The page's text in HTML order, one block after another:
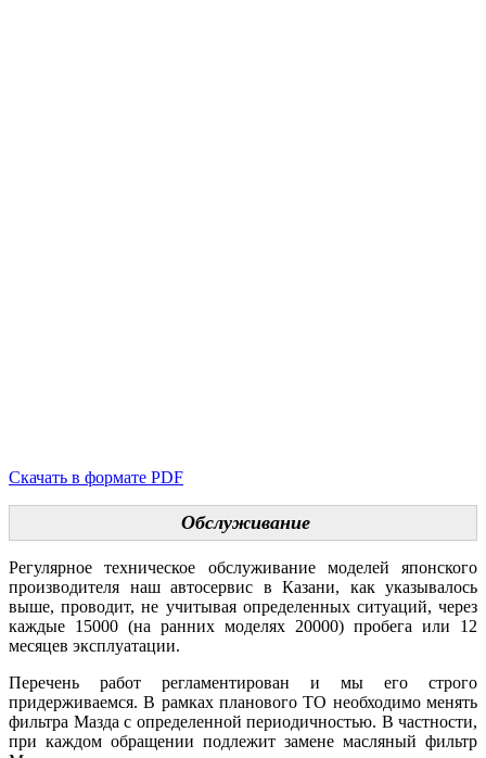
Скачать в формате PDF
Обслуживание
Регулярное техническое обслуживание моделей японского
производителя наш автосервис в Казани, как указывалось
выше, проводит, не учитывая определенных ситуаций, через
каждые 15000 (на ранних моделях 20000) пробега или 12
месяцев эксплуатации.
Перечень работ регламентирован и мы его строго
придерживаемся. В рамках планового ТО необходимо менять
фильтра Мазда с определенной периодичностью. В частности,
при каждом обращении подлежит замене масляный фильтр